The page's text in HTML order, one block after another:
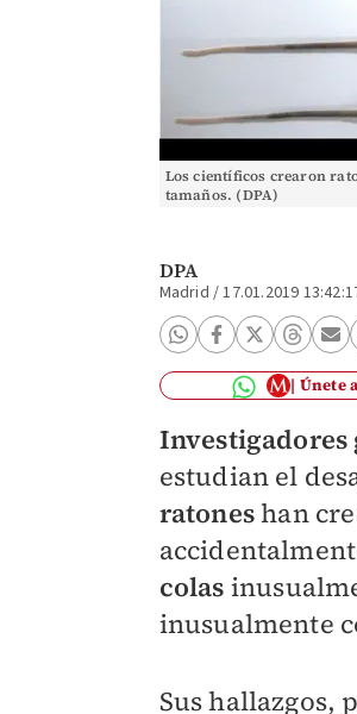
Los científicos crearon
tamaños. (DPA)
DPA
Madrid /17.01.2019
Únete
Investigadores
estudian el
ratoneshan
colas
inusualmente
Sus hallazgos,